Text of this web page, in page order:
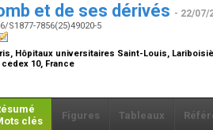
et de ses dérivés - 22/07/
S1877-7856(25)49020-5
Hôpitaux universitaires Saint-Louis,
10, France
clés
Figures Tableaux